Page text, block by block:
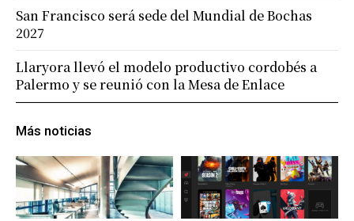
Más noticias
San Francisco será sede del Mundial de Bochas
2027
Llaryora llevó el modelo productivo cordobés a
Palermo y se reunió con la Mesa de Enlace